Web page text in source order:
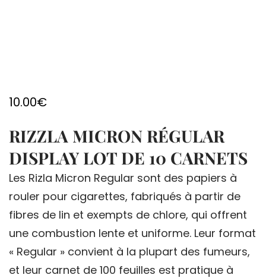
10.00€
RIZZLA MICRON RÉGULAR
DISPLAY LOT DE 10 CARNETS
Les Rizla Micron Regular sont des papiers à
rouler pour cigarettes, fabriqués à partir de
fibres de lin et exempts de chlore, qui offrent
une combustion lente et uniforme. Leur format
« Regular » convient à la plupart des fumeurs,
et leur carnet de 100 feuilles est pratique à